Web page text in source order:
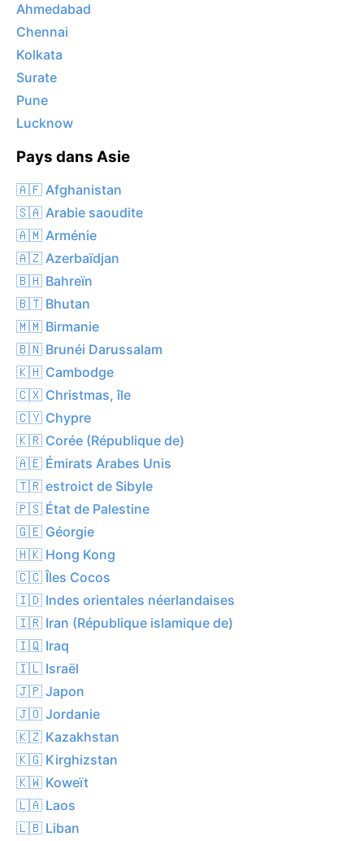
Ahmedabad
Chennai
Kolkata
Surate
Pune
Lucknow
Pays dans Asie
🇦🇫 Afghanistan
🇸🇦 Arabie saoudite
🇦🇲 Arménie
🇦🇿 Azerbaïdjan
🇧🇭 Bahreïn
🇧🇹 Bhutan
🇲🇲 Birmanie
🇧🇳 Brunéi Darussalam
🇰🇭 Cambodge
🇨🇽 Christmas, île
🇨🇾 Chypre
🇰🇷 Corée (République de)
🇦🇪 Émirats Arabes Unis
🇹🇷 estroict de Sibyle
🇵🇸 État de Palestine
🇬🇪 Géorgie
🇭🇰 Hong Kong
🇨🇨 Îles Cocos
🇮🇩 Indes orientales néerlandaises
🇮🇷 Iran (République islamique de)
🇮🇶 Iraq
🇮🇱 Israël
🇯🇵 Japon
🇯🇴 Jordanie
🇰🇿 Kazakhstan
🇰🇬 Kirghizstan
🇰🇼 Koweït
🇱🇦 Laos
🇱🇧 Liban